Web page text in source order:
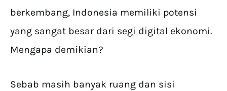
berkembang, Indonesia memiliki potensi
yang sangat besar dari segi digital ekonomi.
Mengapa demikian?
Sebab masih banyak ruang dan sisi